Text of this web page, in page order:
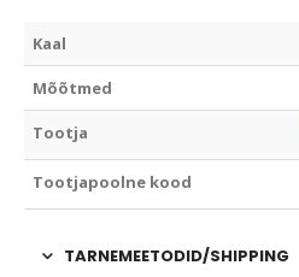
Kaal
Mõõtmed
Tootja
Tootjapoolne kood
TARNEMEETODID/SHIPPING